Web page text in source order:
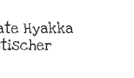
Hyakka